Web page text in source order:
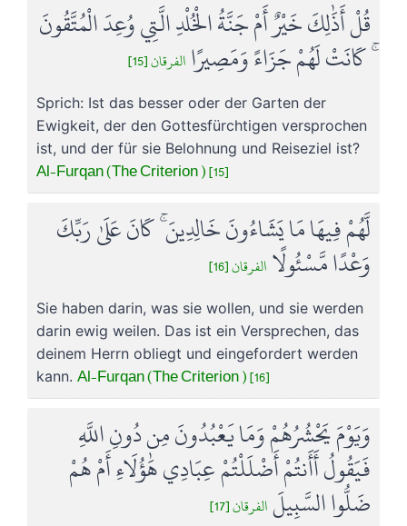
قُلْ أَذَٰلِكَ خَيْرٌ أَمْ جَنَّةُ الْخُلْدِ الَّتِي وُعِدَ الْمُتَّقُونَ
ۚ كَانَتْ لَهُمْ جَزَاءً وَمَصِيرًا الفرقان [15]
Sprich: Ist das besser oder der Garten der
Ewigkeit, der den Gottesfürchtigen versprochen
ist, und der für sie Belohnung und Reiseziel ist?
Al-Furqan (The Criterion ) [15]
لَّهُمْ فِيهَا مَا يَشَاءُونَ خَالِدِينَ ۚ كَانَ عَلَىٰ رَبِّكَ
وَعْدًا مَّسْئُولًا الفرقان [16]
Sie haben darin, was sie wollen, und sie werden
darin ewig weilen. Das ist ein Versprechen, das
deinem Herrn obliegt und eingefordert werden
kann. Al-Furqan (The Criterion ) [16]
وَيَوْمَ يَحْشُرُهُمْ وَمَا يَعْبُدُونَ مِن دُونِ اللَّهِ
فَيَقُولُ أَأَنتُمْ أَضْلَلْتُمْ عِبَادِي هَٰؤُلَاءِ أَمْ هُمْ
ضَلُّوا السَّبِيلَ الفرقان [17]